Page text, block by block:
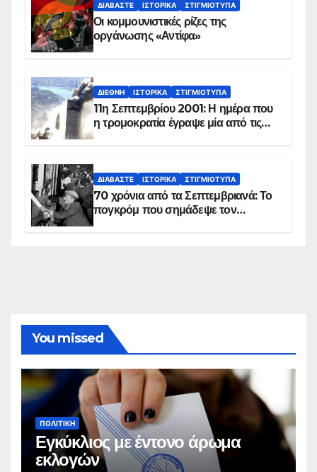
ΔΙΑΒΆΣΤΕ ΙΣΤΟΡΙΚΆ ΣΤΙΓΜΙΌΤΥΠΑ
Οι κομμουνιστικές ρίζες της
οργάνωσης «Αντίφα»
ΔΙΕΘΝΉ ΙΣΤΟΡΙΚΆ ΣΤΙΓΜΙΌΤΥΠΑ
11η Σεπτεμβρίου 2001: Η ημέρα που
η τρομοκρατία έγραψε μία από τις
ΔΙΑΒΆΣΤΕ ΙΣΤΟΡΙΚΆ ΣΤΙΓΜΙΌΤΥΠΑ
70 χρόνια από τα Σεπτεμβριανά: Το
πογκρόμ που σημάδεψε τον
You missed
ΠΟΛΙΤΙΚΉ
Εγκύκλιος με έντονο άρωμα
εκλογών